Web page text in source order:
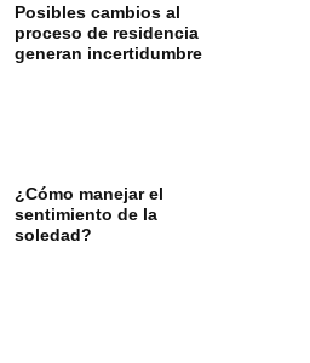
Posibles cambios al
proceso de residencia
generan incertidumbre
¿Cómo manejar el
sentimiento de la
soledad?